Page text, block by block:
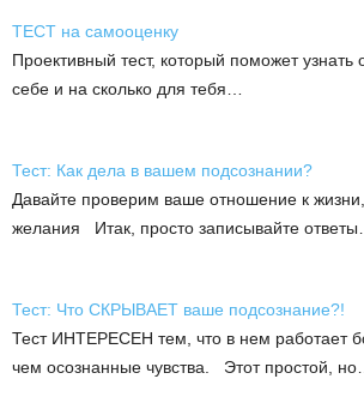
ТЕСТ на самооценку
Проективный тест, который поможет
себе и на сколько для тебя…
Тест: Как дела в вашем подсознании?
Давайте проверим ваше отношение к
желания Итак, просто записывайте
Тест: Что СКРЫВАЕТ ваше подсознание?!
Тест ИНТЕРЕСЕН тем, что в нем работает
чем осознанные чувства. Этот простой,